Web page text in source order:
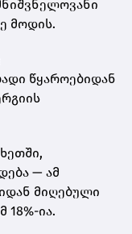
მოდის.
წყაროებიდან
— ამ
მიღებული
ია.